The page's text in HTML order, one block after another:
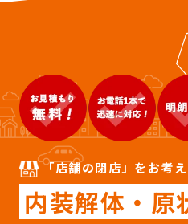
「店舗の閉店」をお考
内装解体・原